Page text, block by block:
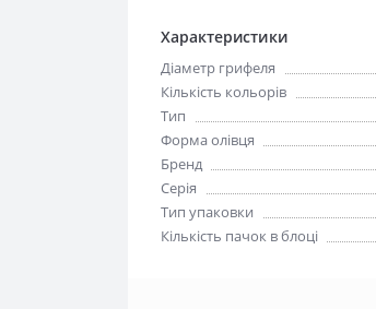
Характеристики
Діаметр грифеля
Кількість кольорів
Тип
Форма олівця
Бренд
Серія
Тип упаковки
Кількість пачок в блоці